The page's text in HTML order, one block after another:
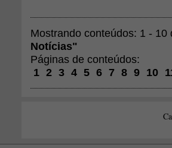
Mostrando conteúdos: 1 -
Notícias"
Páginas de conteúdos:
1 2 3 4 5 6 7 8 9 10